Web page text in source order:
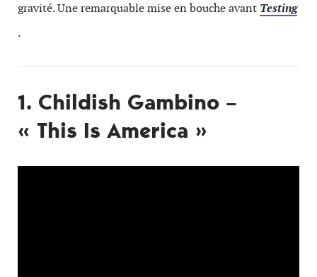
gravité. Une remarquable mise en bouche avant Testing
.
1. Childish Gambino –
« This Is America »